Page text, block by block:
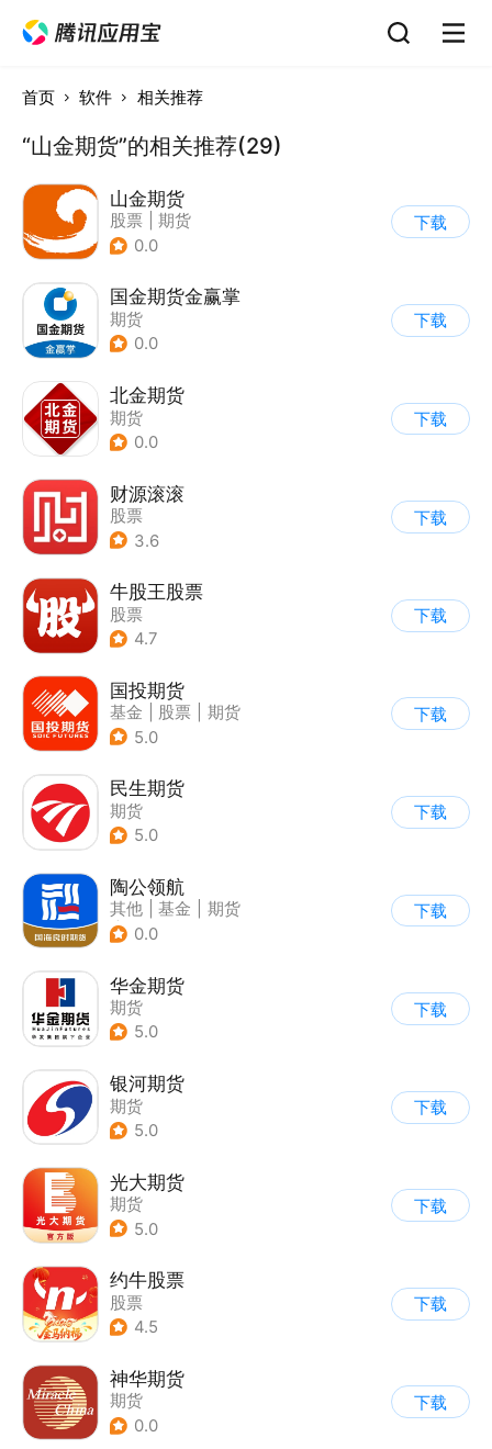
首页 软件 相关推荐
“山金期货”的相关推荐(29)
山金期货
股票
期货
0.0
下载
国金期货金赢掌
期货
0.0
下载
北金期货
期货
0.0
下载
财源滚滚
股票
3.6
下载
牛股王股票
股票
4.7
下载
国投期货
基金 股票
期货
5.0
下载
民生期货
期货
5.0
下载
陶公领航
其他 基金
期货
| 股票
0.0
下载
华金期货
期货
5.0
下载
银河期货
期货
5.0
下载
光大期货
期货
5.0
下载
约牛股票
股票
4.5
下载
神华期货
期货
0.0
下载